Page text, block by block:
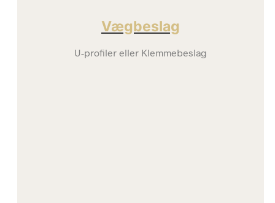
Vægbeslag
U-profiler eller Klemmebeslag